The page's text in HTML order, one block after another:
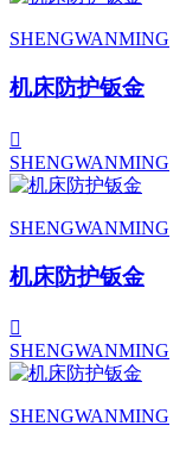
SHENGWANMING
机床防护钣金
SHENGWANMING
SHENGWANMING
机床防护钣金
SHENGWANMING
SHENGWANMING